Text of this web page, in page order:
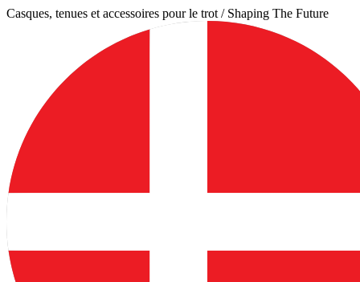
Aller
Casques, tenues et accessoires pour le trot / Shaping The Future